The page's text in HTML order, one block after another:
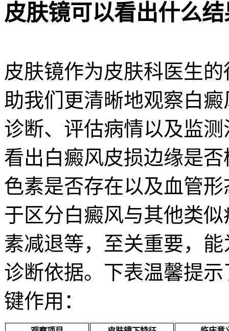
皮肤镜可以看出什么
皮肤镜作为皮肤科医生
助我们更清晰地观察白
诊断、评估病情以及监
看出白癜风皮损边缘是
色素是否存在以及血管
于区分白癜风与其他类
素减退等，至关重要，
诊断依据。下表温馨提
键作用：